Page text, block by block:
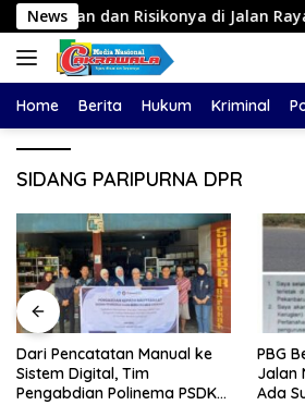
Langsung
ke
konten
News
Risikonya di Jalan Raya
Home Berita Hukum Kriminal
SIDANG PARIPURNA DPR
Dari Pencatatan Manual ke
Sistem Digital, Tim
Pengabdian Polinema PSDKU
PBG
Jalan
Ada